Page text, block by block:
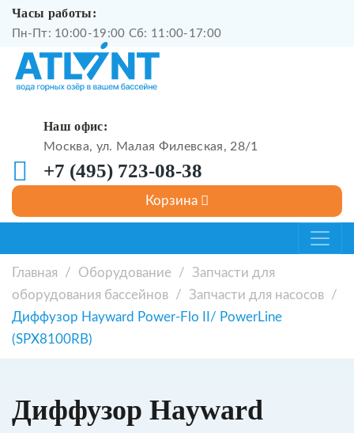
Часы работы:
Пн-Пт: 10:00-19:00 Сб: 11:00-17:00
Наш офис:
Москва, ул. Малая Филевская, 28/1
+7 (495) 723-08-38
Главная / Оборудование / Запчасти для
оборудования бассейнов / Запчасти для насосов /
Диффузор Hayward Power-Flo II/ PowerLine
(SPX8100RB)
Диффузор Hayward